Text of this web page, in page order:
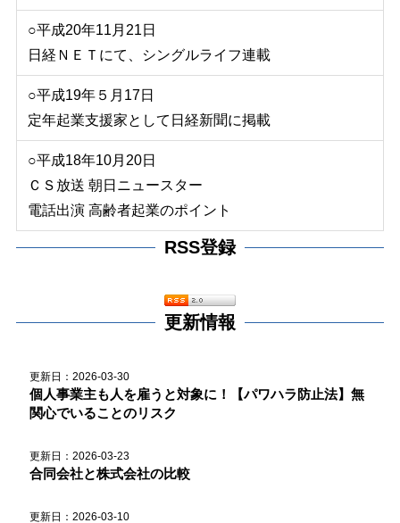
○平成20年11月21日
日経ＮＥＴにて、シングルライフ連載
○平成19年５月17日
定年起業支援家として日経新聞に掲載
○平成18年10月20日
ＣＳ放送 朝日ニュースター
電話出演 高齢者起業のポイント
RSS登録
更新情報
更新日：2026-03-30
個人事業主も人を雇うと対象に！【パワハラ防止法】無
関心でいることのリスク
更新日：2026-03-23
合同会社と株式会社の比較
更新日：2026-03-10